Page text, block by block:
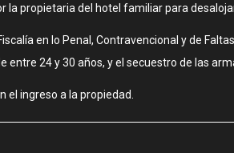
la propietaria del hotel familiar para
en lo Penal, Contravencional y de
entre 24 y 30 años, y el secuestro de las
el ingreso a la propiedad.